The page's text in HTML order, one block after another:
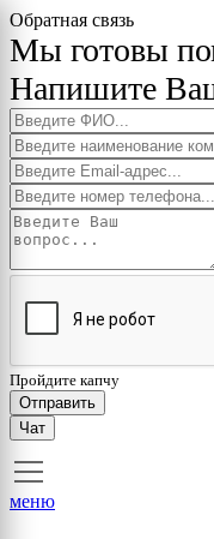
Обратная связь
Мы готовы
Напишите
Пройдите капчу
Отправить
Чат
меню